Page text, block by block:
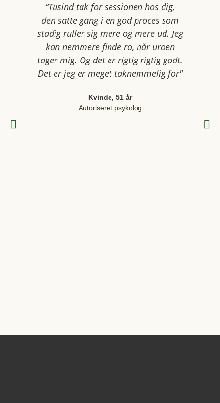
“Tusind tak for sessionen hos dig,
den satte gang i en god proces som
stadig ruller sig mere og mere ud. Jeg
kan nemmere finde ro, når uroen
tager mig. Og det er rigtig rigtig godt.
Det er jeg er meget taknemmelig for"
Kvinde, 51 år
Autoriseret psykolog